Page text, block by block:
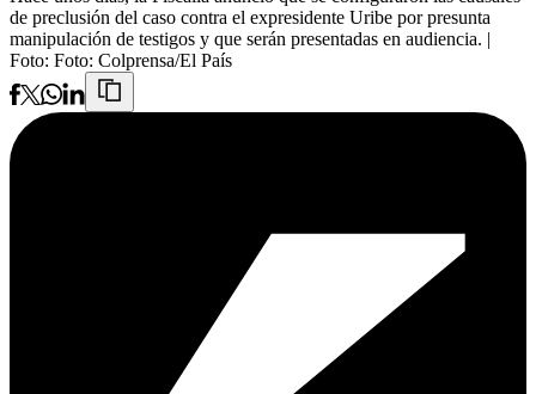
de preclusión del caso contra el expresidente Uribe por presunta
manipulación de testigos y que serán presentadas en audiencia. |
Foto: Foto: Colprensa/El País